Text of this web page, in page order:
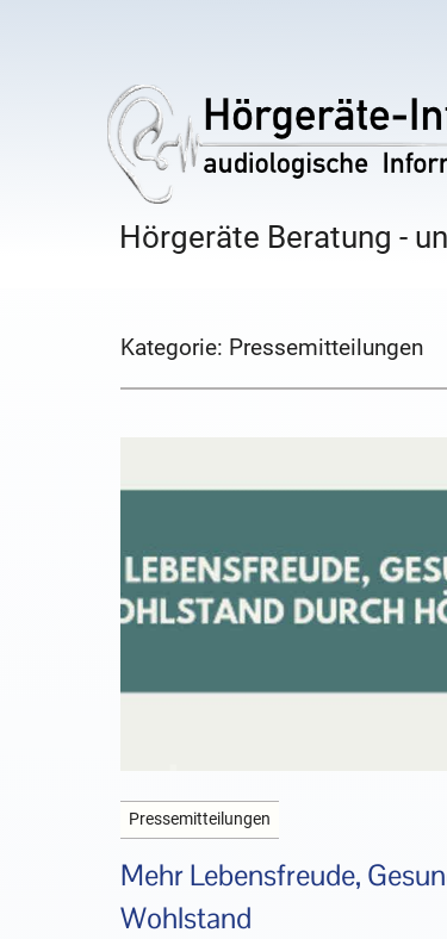
Hörgeräte Beratung -
Kategorie: Pressemitteilungen
Pressemitteilungen
Mehr Lebensfreude,
Wohlstand